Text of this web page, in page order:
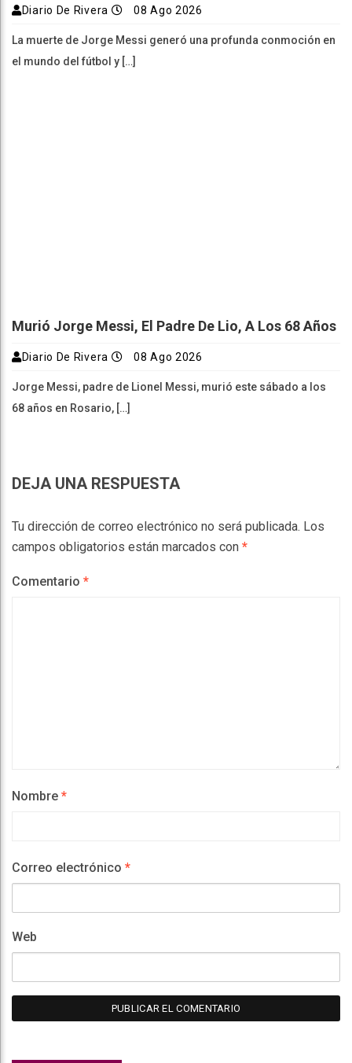
Diario De Rivera 08 Ago 2026
La muerte de Jorge Messi generó una profunda conmoción en
el mundo del fútbol y […]
Murió Jorge Messi, El Padre De Lio, A Los 68 Años
Diario De Rivera 08 Ago 2026
Jorge Messi, padre de Lionel Messi, murió este sábado a los
68 años en Rosario, […]
DEJA UNA RESPUESTA
Tu dirección de correo electrónico no será publicada. Los
campos obligatorios están marcados con *
Comentario *
Nombre *
Correo electrónico *
Web